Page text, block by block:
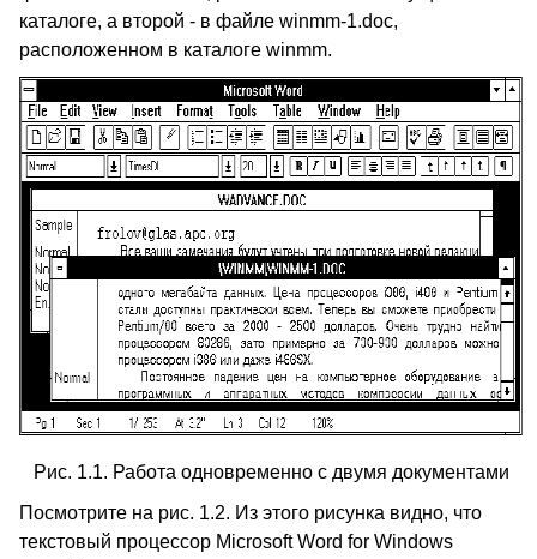
каталоге, а второй - в файле winmm-1.doc,
расположенном в каталоге winmm.
Рис. 1.1. Работа одновременно с двумя документами
Посмотрите на рис. 1.2. Из этого рисунка видно, что
текстовый процессор Microsoft Word for Windows